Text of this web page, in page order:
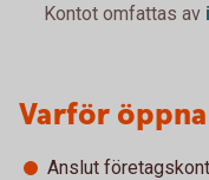
Kontot omfattas av
Varför
Anslut